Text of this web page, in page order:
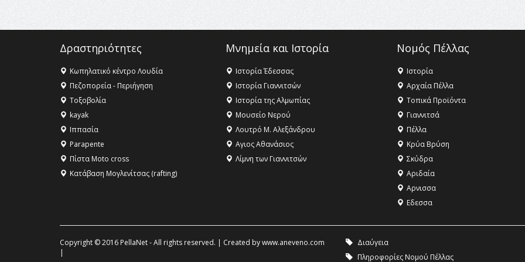
Δραστηριότητες
Κωπηλατικό κέντρο Λουδία
Πεζοπορεία - Περιήγηση
Τοξοβολία
kayak
Ιππασία
Parapente
Πίστα Moto cross
Κατάβαση Μογλενίτσας (rafting)
Μνημεία και Ιστορία
Ιστορία Έδεσσας
Ιστορία Γιαννιτσών
Ιστορία της Αλμωπίας
Μουσείο Νερού
Λουτρό Μ. Αλεξάνδρου
Αγιος Αθανάσιος
Λίμνη των Γιαννιτσών
Νομός Πέλλας
Ιστορία
Αρχαία Πέλλα
Τοπικά Προϊόντα
Γιαννιτσά
Πέλλα
Κρύα Βρύση
Σκύδρα
Αριδαία
Aρνισσα
Eδεσσα
Copyright © 2016 PellaNet - All rights reserved. | Created bywww.aneveno.com
|
Διαύγεια
Πληροφορίες Νομού Πέλλας